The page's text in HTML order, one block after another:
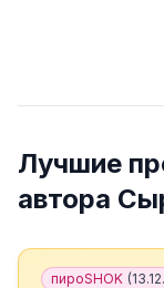
Лучшие
автора
пироSHOK (